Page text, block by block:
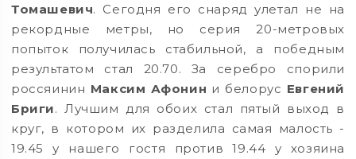
Томашевич. Сегодня его снаряд улетал не на
рекордные метры, но серия 20-метровых
попыток получилась стабильной, а победным
результатом стал 20.70. За серебро спорили
россяинин Максим Афонин и белорус Евгений
Бриги. Лучшим для обоих стал пятый выход в
круг, в котором их разделила самая малость -
19.45 у нашего гостя против 19.44 у хозяина